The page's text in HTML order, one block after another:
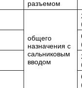
разъемом
общего
назначения с
сальниковым
вводом